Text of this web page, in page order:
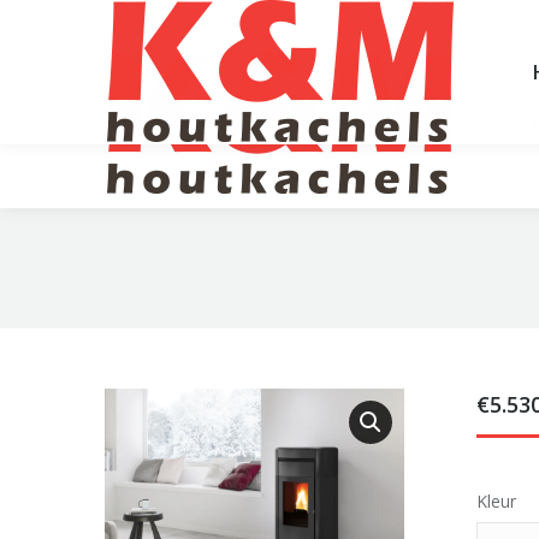
€
Kleur